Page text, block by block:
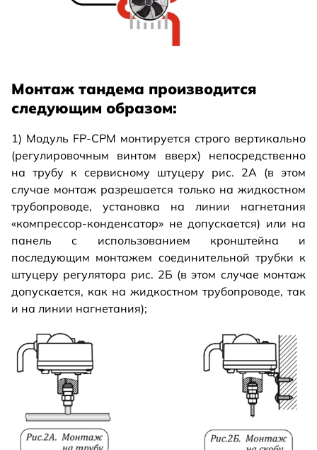
Монтаж тандема производится
следующим образом:
1) Модуль FP-CPM монтируется строго вертикально
(регулировочным винтом вверх) непосредственно
на трубу к сервисному штуцеру рис. 2А (в этом
случае монтаж разрешается только на жидкостном
трубопроводе, установка на линии нагнетания
«компрессор-конденсатор» не допускается) или на
панель с использованием кронштейна и
последующим монтажем соединительной трубки к
штуцеру регулятора рис. 2Б (в этом случае монтаж
допускается, как на жидкостном трубопроводе, так
и на линии нагнетания);